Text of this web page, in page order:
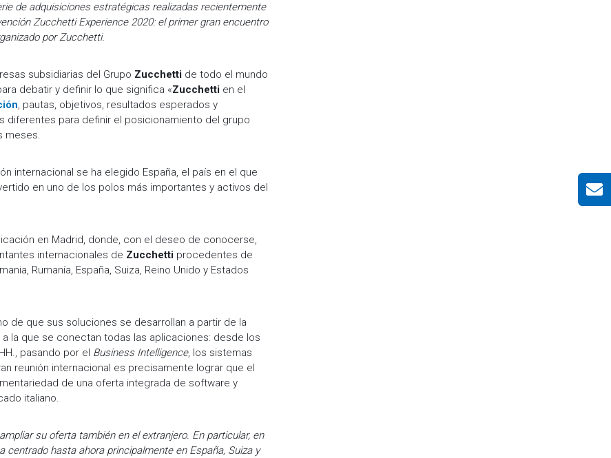
de adquisiciones estratégicas realizadas recientemente
Zucchetti Experience 2020: el primer gran encuentro
porZucchetti.
subsidiarias del Grupo Zucchetti de todo el mundo
debatir y definir lo que significa «Zucchetti en el
, pautas, objetivos, resultados esperados y
diferentes para definir el posicionamiento del grupo
meses.
internacional se ha elegido España, el país en el que
en uno de los polos más importantes y activos del
en Madrid, donde, con el deseo de conocerse,
internacionales de Zucchetti procedentes de
Rumanía, España, Suiza, Reino Unido y Estados
de que sus soluciones se desarrollan a partir de la
a la que se conectan todas las aplicaciones: desde los
pasando por el Business Intelligence, los sistemas
reunión internacional es precisamente lograr que el
de una oferta integrada de software y
italiano.
su oferta también en el extranjero. En particular, en
centrado hasta ahora principalmente en España, Suiza y